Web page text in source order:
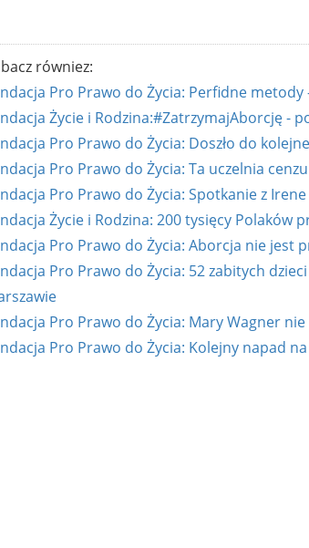
równiez:
Pro Prawo do Życia: Perfidne
Życie i Rodzina:#ZatrzymajAborcję -
Pro Prawo do Życia: Doszło do
Pro Prawo do Życia: Ta uczelnia
Pro Prawo do Życia: Spotkanie z
Życie i Rodzina: 200 tysięcy Polaków
Pro Prawo do Życia: Aborcja nie jest
Pro Prawo do Życia: 52 zabitych
Pro Prawo do Życia: Mary Wagner
Pro Prawo do Życia: Kolejny napad